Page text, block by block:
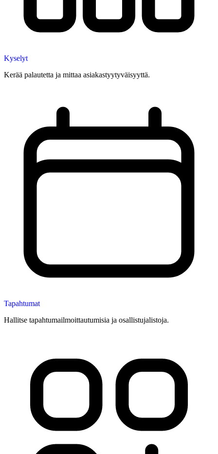
Kyselyt
Kerää palautetta ja mittaa asiakastyytyväisyyttä.
Tapahtumat
Hallitse tapahtumailmoittautumisia ja osallistujalistoja.